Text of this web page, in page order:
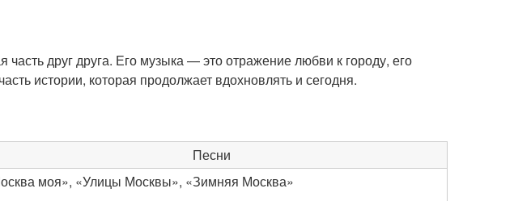
друг друга. Его музыка — это отражение любви к городу, его
истории, которая продолжает вдохновлять и сегодня.
Песни
моя», «Улицы Москвы», «Зимняя Москва»